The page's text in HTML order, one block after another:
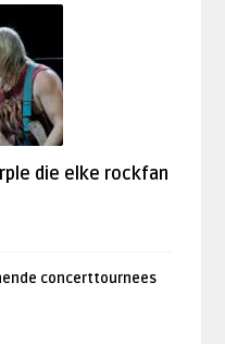
die elke rockfan
concerttournees